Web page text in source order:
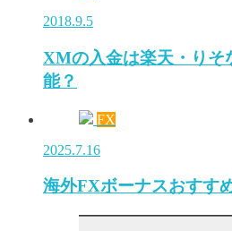
2018.9.5
XMの入金は楽天・りそ
能？
FX
2025.7.16
海外FXボーナスおすす